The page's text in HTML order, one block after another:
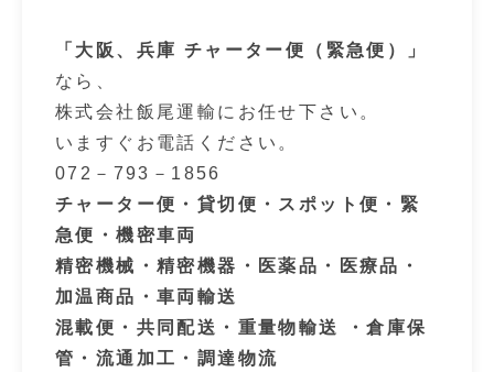
「大阪、兵庫 チャーター便（緊急便）」
なら、
株式会社飯尾運輸にお任せ下さい。
いますぐお電話ください。
072－793－1856
チャーター便・貸切便・スポット便・緊
急便・機密車両
精密機械・精密機器・医薬品・医療品・
加温商品・車両輸送
混載便・共同配送・重量物輸送 ・倉庫保
管・流通加工・調達物流